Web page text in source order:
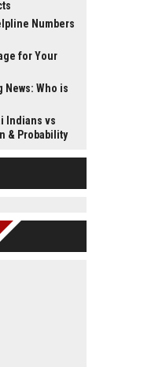
Numbers
for Your
News: Who is
Indians vs
& Probability